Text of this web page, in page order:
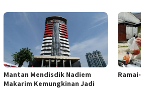
Mantan Mendisdik Nadiem
Makarim Kemungkinan Jadi